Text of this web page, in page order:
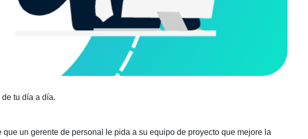
tu día a día.
un gerente de personal le pida a su equipo de proyecto que mejore la